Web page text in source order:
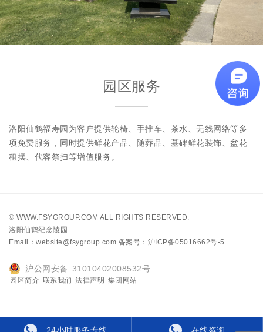
园区服务
洛阳仙鹤福寿园为客户提供轮椅、手推车、茶水、无线网络等多
项免费服务，同时提供鲜花产品、随葬品、墓碑鲜花装饰、盆花
租摆、代客祭扫等增值服务。
© WWW.FSYGROUP.COM ALL RIGHTS RESERVED.
洛阳仙鹤纪念陵园
Email：website@fsygroup.com 备案号：沪ICP备05016662号-5
沪公网安备 31010402008532号
园区简介 联系我们 法律声明 集团网站